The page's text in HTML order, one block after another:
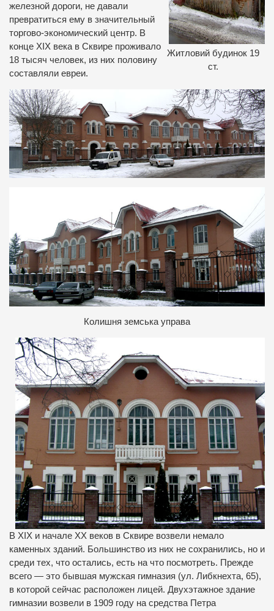
Житловий будинок 19
ст.
железной дороги, не давали
превратиться ему в значительный
торгово-экономический центр. В
конце XIX века в Сквире проживало
18 тысяч человек, из них половину
составляли евреи.
Колишня земська управа
В XIX и начале ХХ веков в Сквире возвели немало
каменных зданий. Большинство из них не сохранились, но и
среди тех, что остались, есть на что посмотреть. Прежде
всего — это бывшая мужская гимназия (ул. Либкнехта, 65),
в которой сейчас расположен лицей. Двухэтажное здание
гимназии возвели в 1909 году на средства Петра